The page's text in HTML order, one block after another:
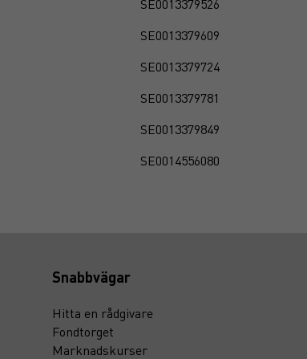
SE0013379526
SE0013379609
SE0013379724
SE0013379781
SE0013379849
SE0014556080
Snabbvägar
Hitta en rådgivare
Fondtorget
Marknadskurser